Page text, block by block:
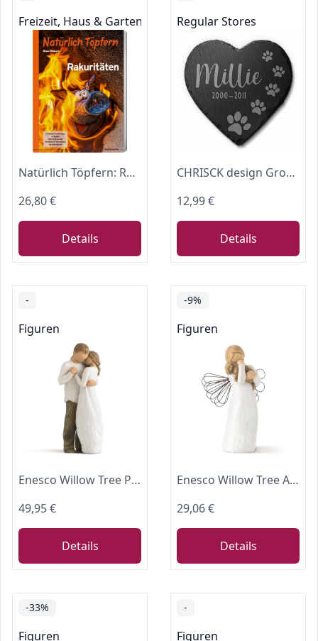
Freizeit, Haus & Garten
Natürlich Töpfern: Rakuritäten
26,80 €
Details
Regular Stores
CHRISCK design Großer Herz Grabstein Hund o. Katze aus Schiefer mit Gravur - klein bis groß - Tier Gedenkstein in Herzform mit Motiven - Grabschmuck wetterfest - imprägnierte Grabplatte Tiergrab
12,99 €
Details
-
Figuren
Enesco Willow Tree Promise Figurine
49,95 €
Details
-9%
Figuren
Enesco Willow Tree Angel of Friendship Figurine
29,06 €
Details
-33%
Figuren
-
Figuren